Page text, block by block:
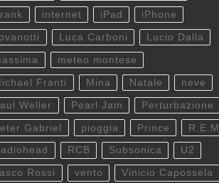
internet iPad iPhone
Luca Carboni Lucio Dalla
meteo montese
Franti Mina Natale neve
Weller Pearl Jam Perturbazione
Gabriel pioggia Prince R.E.M.
RCB Subsonica U2
Rossi vento Vinicio Capossela